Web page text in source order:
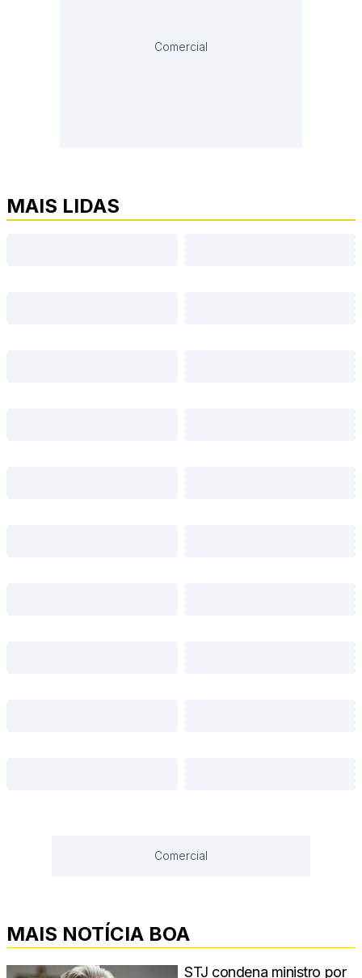
Comercial
MAIS LIDAS
Comercial
MAIS NOTÍCIA BOA
STJ condena ministro por